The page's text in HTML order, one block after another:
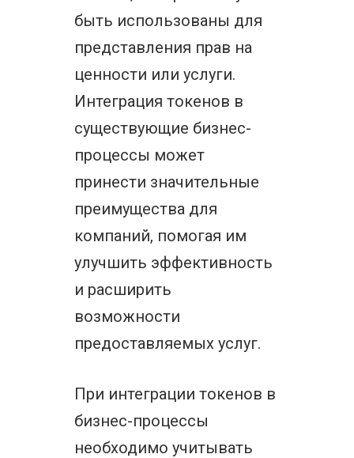
быть использованы для
представления прав на
ценности или услуги.
Интеграция токенов в
существующие бизнес-
процессы может
принести значительные
преимущества для
компаний, помогая им
улучшить эффективность
и расширить
возможности
предоставляемых услуг.
При интеграции токенов в
бизнес-процессы
необходимо учитывать